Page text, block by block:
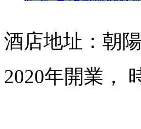
酒店地址：朝
2020年開業，